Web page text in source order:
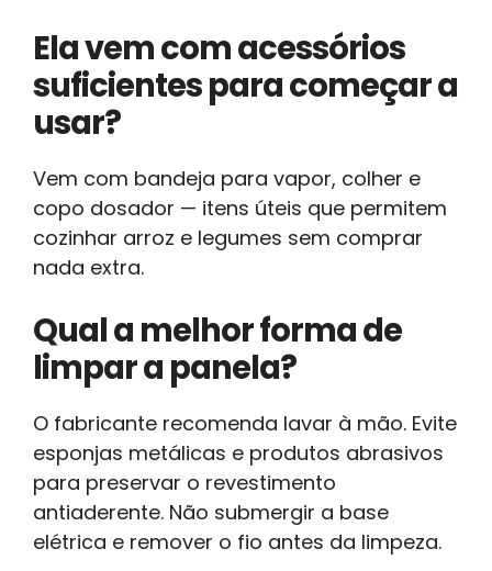
Ela vem com acessórios
suficientes para começar a
usar?
Vem com bandeja para vapor, colher e
copo dosador — itens úteis que permitem
cozinhar arroz e legumes sem comprar
nada extra.
Qual a melhor forma de
limpar a panela?
O fabricante recomenda lavar à mão. Evite
esponjas metálicas e produtos abrasivos
para preservar o revestimento
antiaderente. Não submergir a base
elétrica e remover o fio antes da limpeza.